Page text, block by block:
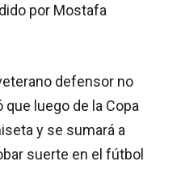
por Mostafa
defensor no
luego de la Copa
y se sumará a
suerte en el fútbol